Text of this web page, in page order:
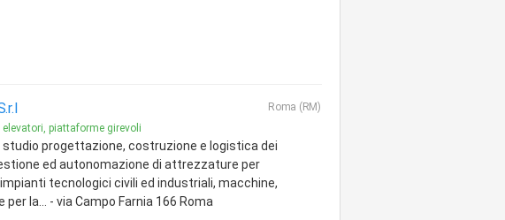
Roma (RM)
piattaforme girevoli
studio progettazione, costruzione e logistica dei
ed autonomazione di attrezzature per
tecnologici civili ed industriali, macchine,
la... - via Campo Farnia 166 Roma